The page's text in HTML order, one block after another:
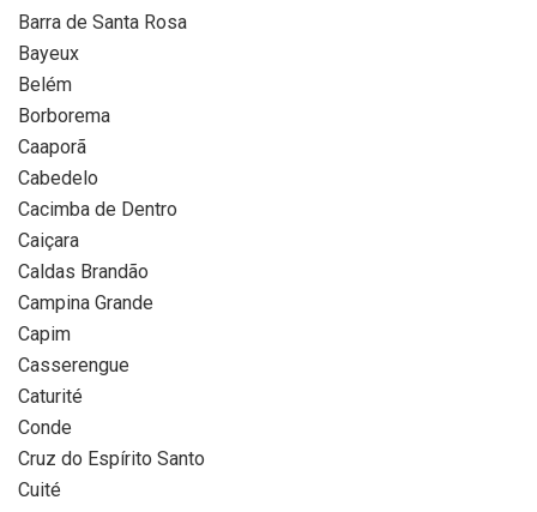
Barra de Santa Rosa
Bayeux
Belém
Borborema
Caaporã
Cabedelo
Cacimba de Dentro
Caiçara
Caldas Brandão
Campina Grande
Capim
Casserengue
Caturité
Conde
Cruz do Espírito Santo
Cuité